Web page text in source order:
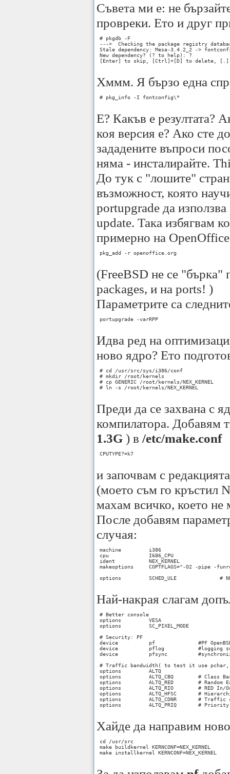
Съвета ми е: не
провреки. Ето и друг
# pkgdb -F
--->  Checking the package registry
Stale dependency: Mesa-3.4.2_2 ->
New dependency? (? to help): ?
[Enter] to skip, [Ctrl]+[D] to delete,
Хммм. Я бързо една
# pkg_info -I fontconfig\*
Е? Какъв е резултата?
коя версия е? Ако сте
зададените въпроси
няма - инсталирайте.
До тук с "лошите"
възможност, която
portupgrade да
update. Така избягвам
примерно на
pkg_add -r openoffice.org
(FreeBSD не се "бърка"
packages, и на ports! )
Параметрите са
portupgrade -varRPP
Идва ред на
ново ядро? Ето
# cd /usr/src/sys/i386/conf
# mkdir /root/kernels
# cp GENERIC /root/kernels/NEX_KERNEL
# ln -s /root/kernels/NEX_KERNEL
Преди да се захвана с
компилатора. Добaвям
1.3G ) в /etc/make.conf
CPUTYPE?=k7
и започвам с
(моето съм го кръстил
махам всичко, което
После добавям
случая:
machine         i386
cpu             I686_CPU
ident           NEX_KERNEL
makeoptions     COPTFLAGS="-O2 -pipe -
options         SCHED_ULE              # NEW
Най-накрая слагам
# Better console
options         VESA
options         SC_PIXEL_MODE
# Security: PF
device          pf              #PF
device          pflog           #logging
device          pfsync
# Traffic bandwidth( to test it use
options         ALTQ
options         ALTQ_CBQ        # Class
options         ALTQ_RED        # Random
options         ALTQ_RIO        # RED In/
options         ALTQ_HFSC       #
options         ALTQ_CDNR       # Traffic
options         ALTQ_PRIQ       # Priority
Хайде да направим
cd /usr/src
make buildkernel KERNCONF=NEX_KERNEL
make installkernel KERNCONF=NEX_KERNEL